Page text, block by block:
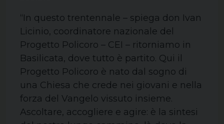
“In questo trentennale – spiega don Ivan
Licinio, coordinatore nazionale del
Progetto Policoro – CEI – ritorniamo in
Basilicata, dove tutto è partito. Qui il
Progetto Policoro è nato dal sogno di
una Chiesa che crede nei giovani e nella
forza del Vangelo vissuto insieme.
Ascoltare, accogliere e agire: è la sintesi